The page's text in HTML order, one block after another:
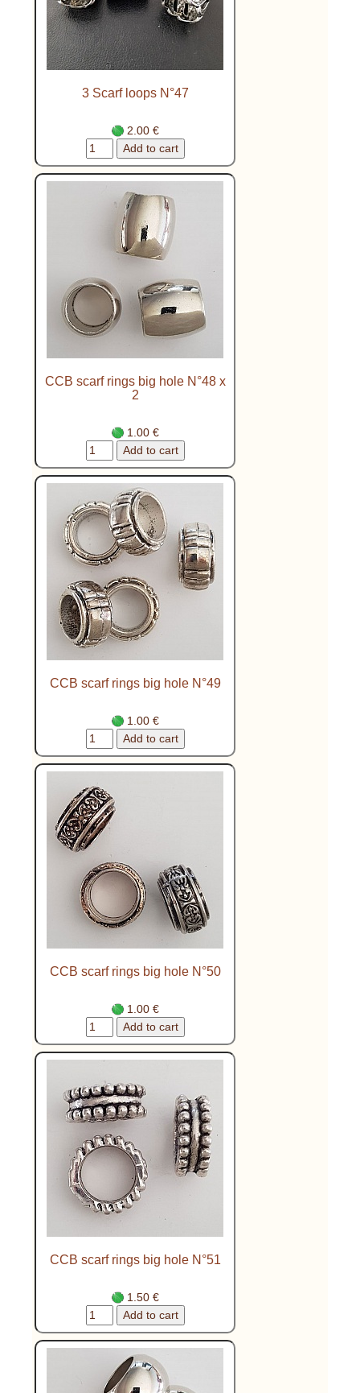
3 Scarf loops N°47
2.00 €
CCB scarf rings big hole N°48 x
2
1.00 €
CCB scarf rings big hole N°49
1.00 €
CCB scarf rings big hole N°50
1.00 €
CCB scarf rings big hole N°51
1.50 €